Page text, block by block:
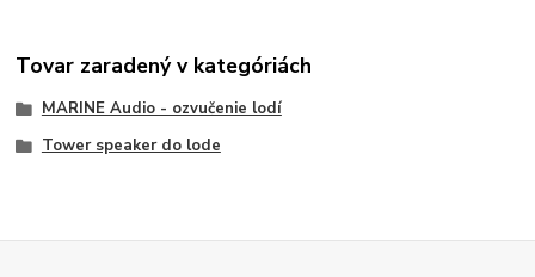
Tovar zaradený v kategóriách
MARINE Audio - ozvučenie lodí
Tower speaker do lode